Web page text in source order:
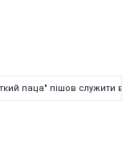
паца" пішов служити